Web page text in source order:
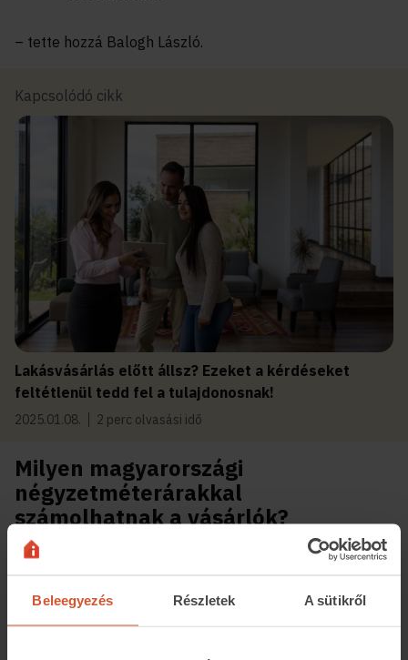
Beleegyezés Részletek A sütikről
– tette hozzá Balogh László.
Kapcsolódó cikk
Lakásvásárlás előtt állsz? Ezeket a kérdéseket
feltétlenül tedd fel a tulajdonosnak!
2025.01.08. 2 perc olvasási idő
Milyen magyarországi
négyzetméterárakkal
számolhatnak a vásárlók?
A Romániából érdeklődők körében a legfelkapottabb
város Debrecen, ahol januárban az eladó lakások
átlagos négyzetméterára 890 ezer forint volt. A keresés
fókuszában van még Hajdú-Bihar vármegyén belül